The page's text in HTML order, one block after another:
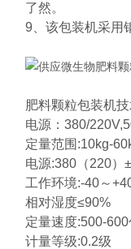
了然。
9、该包装机采用
肥料颗粒包装机
电源：380/
定量范围:10kg-
电源:380（220）
工作环境:-40～
相对湿度≤90%
定量速度:500-
计量等级:0.2级